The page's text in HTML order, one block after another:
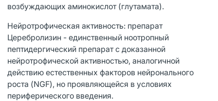
возбуждающих аминокислот (глутамата).
Нейротрофическая активность: препарат
Церебролизин - единственный ноотропный
пептидергический препарат с доказанной
нейротрофической активностью, аналогичной
действию естественных факторов нейронального
роста (NGF), но проявляющейся в условиях
периферического введения.